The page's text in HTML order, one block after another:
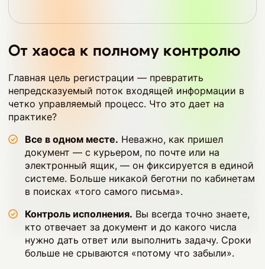
От хаоса к полному контролю
Главная цель регистрации — превратить
непредсказуемый поток входящей информации в
четко управляемый процесс. Что это дает на
практике?
Все в одном месте. Неважно, как пришел
документ — с курьером, по почте или на
электронный ящик, — он фиксируется в единой
системе. Больше никакой беготни по кабинетам
в поисках «того самого письма».
Контроль исполнения. Вы всегда точно знаете,
кто отвечает за документ и до какого числа
нужно дать ответ или выполнить задачу. Сроки
больше не срываются «потому что забыли».